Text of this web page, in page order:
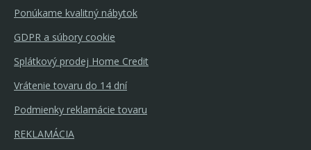
Ponúkame kvalitný nábytok
GDPR a súbory cookie
Splátkový prodej Home Credit
Vrátenie tovaru do 14 dní
Podmienky reklamácie tovaru
REKLAMÁCIA